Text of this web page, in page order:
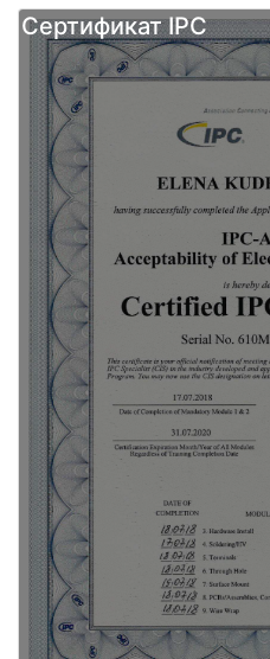
Сертификат IPC